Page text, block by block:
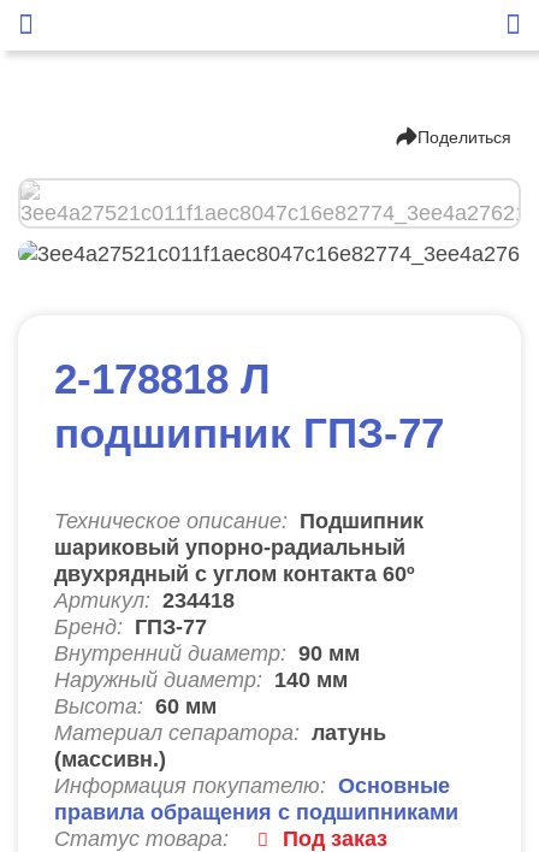
Поделиться
2-178818 Л
подшипник ГПЗ-77
Техническое описание: Подшипник
шариковый упорно-радиальный
двухрядный с углом контакта 60º
Артикул: 234418
Бренд: ГПЗ-77
Внутренний диаметр: 90 мм
Наружный диаметр: 140 мм
Высота: 60 мм
Материал сепаратора: латунь
(массивн.)
Информация покупателю: Основные
правила обращения с подшипниками
Статус товара:
Под заказ